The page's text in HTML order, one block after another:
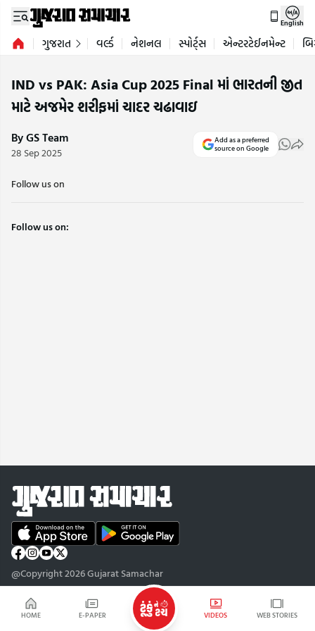
HOME E-PAPER VIDEOS WEB STORIES
English
ગુજરાત વર્લ્ડ નેશનલ સ્પોર્ટ્સ એન્ટરટેઈનમેન્ટ
IND vs PAK: Asia Cup 2025 Final માં ભારતની જીત
માટે અજમેર શરીફમાં ચાદર ચઢાવાઇ
By GS Team
28 Sep 2025
Add as a preferred
source on Google
Follow us on
Follow us on:
@Copyright 2026 Gujarat Samachar